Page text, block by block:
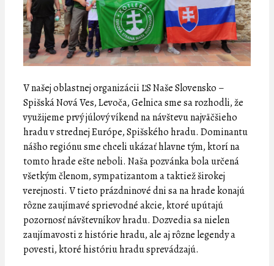
V našej oblastnej organizácii ĽS Naše Slovensko –
Spišská Nová Ves, Levoča, Gelnica sme sa rozhodli, že
využijeme prvý júlový víkend na návštevu najväčšieho
hradu v strednej Európe, Spišského hradu. Dominantu
nášho regiónu sme chceli ukázať hlavne tým, ktorí na
tomto hrade ešte neboli. Naša pozvánka bola určená
všetkým členom, sympatizantom a taktiež širokej
verejnosti. V tieto prázdninové dni sa na hrade konajú
rôzne zaujímavé sprievodné akcie, ktoré upútajú
pozornosť návštevníkov hradu. Dozvedia sa nielen
zaujímavosti z histórie hradu, ale aj rôzne legendy a
povesti, ktoré históriu hradu sprevádzajú.